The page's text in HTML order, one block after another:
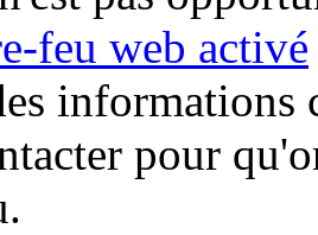
feu web activé
informations
pour